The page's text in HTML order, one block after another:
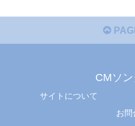
CMソ
サイトについて
お問